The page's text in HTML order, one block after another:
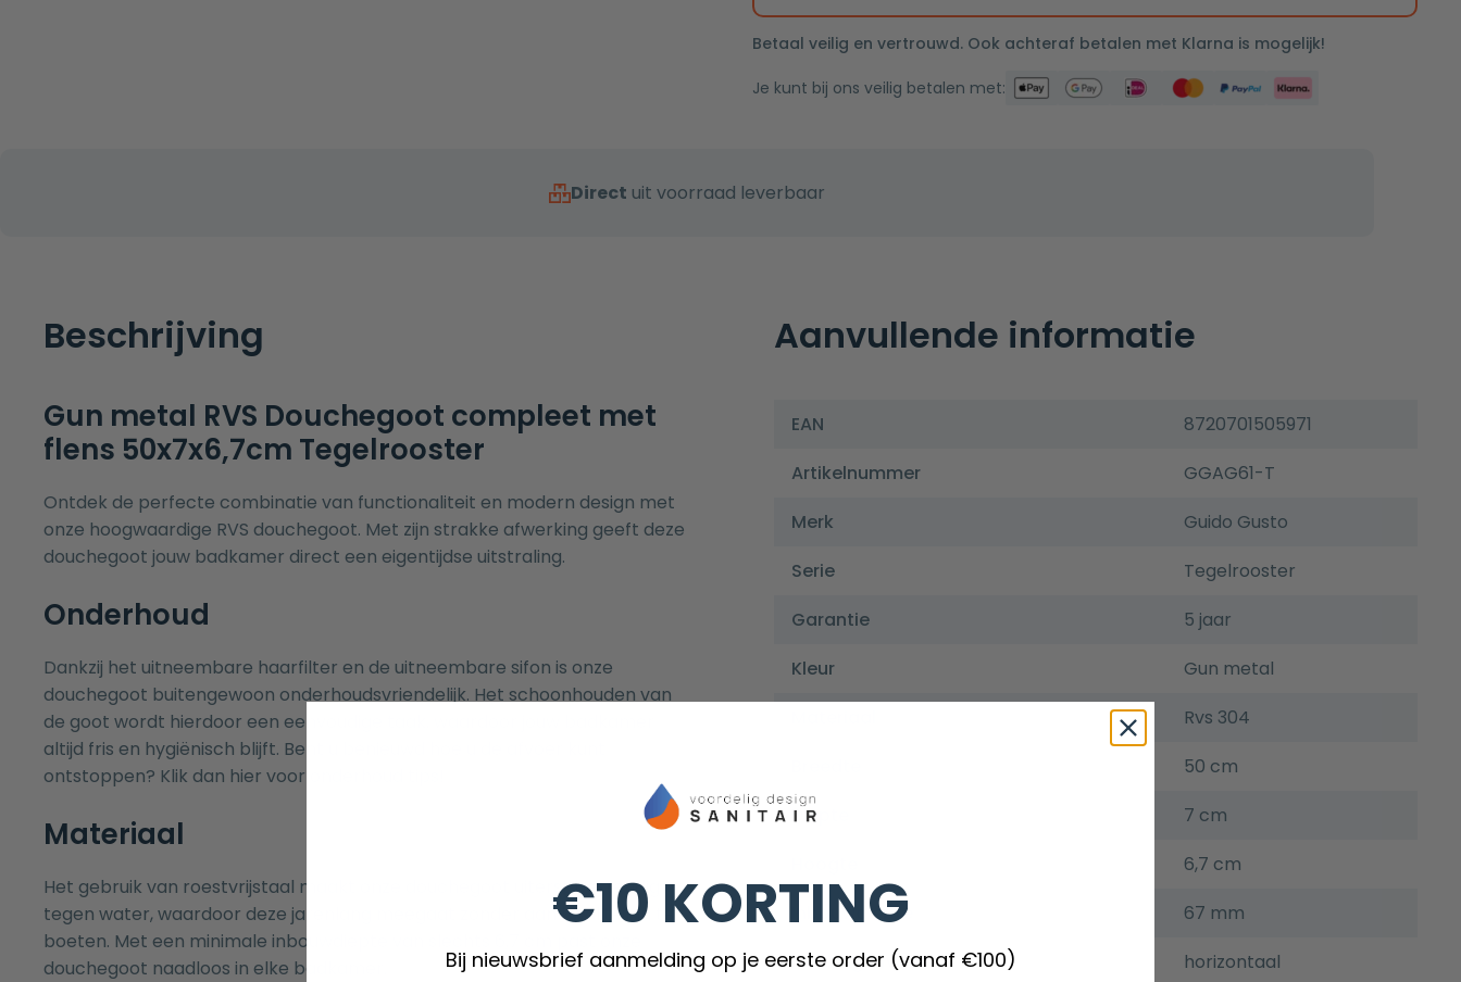
50x7x6,7cm
Tegelrooster
Betaal veilig en vertrouwd. Ook achteraf betalen met Klarna is mogelijk!
Je kunt bij ons veilig betalen met:
Direct uit voorraad leverbaar
Beschrijving
Gun metal RVS Douchegoot compleet met
flens 50x7x6,7cm Tegelrooster
Ontdek de perfecte combinatie van functionaliteit en modern design met
onze hoogwaardige RVS douchegoot. Met zijn strakke afwerking geeft deze
douchegoot jouw badkamer direct een eigentijdse uitstraling.
Onderhoud
Dankzij het uitneembare haarfilter en de uitneembare sifon is onze
douchegoot buitengewoon onderhoudsvriendelijk. Het schoonhouden van
de goot wordt hierdoor een eenvoudige taak, waardoor jouw badkamer
altijd fris en hygiënisch blijft. Bent u benieuwd hoe u de afvoer kunt
ontstoppen? Klik dan hier voor onderhoud tips!
Materiaal
Het gebruik van roestvrijstaal maakt onze douchegoot uiterst bestendig
tegen water, waardoor deze jarenlang meegaat zonder aan kwaliteit in te
boeten. Met een minimale inbouwdiepte van slechts 6,7 cm past onze
douchegoot naadloos in elke badkamer.
Aanvullende informatie
EAN
8720701505971
Artikelnummer
GGAG61-T
Merk
Guido Gusto
Serie
Tegelrooster
Garantie
5 jaar
Kleur
Gun metal
Rvs 304
50 cm
Diepte
7 cm
6,7 cm
Inbouwdiepte
67 mm
Richting afvoer
horizontaal
€10 KORTING
Bij nieuwsbrief aanmelding op je eerste order (vanaf €100)